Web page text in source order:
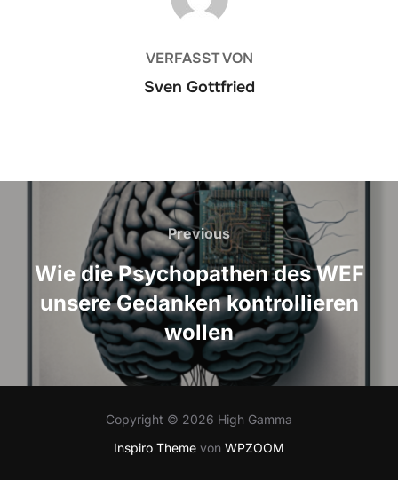
VERFASST VON
Sven Gottfried
Beitrags-
Navigation
Previous
Previous
Wie die Psychopathen des WEF
unsere Gedanken kontrollieren
wollen
Copyright © 2026 High Gamma
Inspiro Theme von WPZOOM